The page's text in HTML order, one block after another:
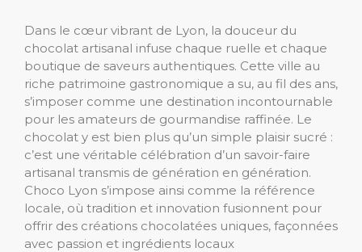
Dans le cœur vibrant de Lyon, la douceur du
chocolat artisanal infuse chaque ruelle et chaque
boutique de saveurs authentiques. Cette ville au
riche patrimoine gastronomique a su, au fil des ans,
s’imposer comme une destination incontournable
pour les amateurs de gourmandise raffinée. Le
chocolat y est bien plus qu’un simple plaisir sucré :
c’est une véritable célébration d’un savoir-faire
artisanal transmis de génération en génération.
Choco Lyon s’impose ainsi comme la référence
locale, où tradition et innovation fusionnent pour
offrir des créations chocolatées uniques, façonnées
avec passion et ingrédients locaux